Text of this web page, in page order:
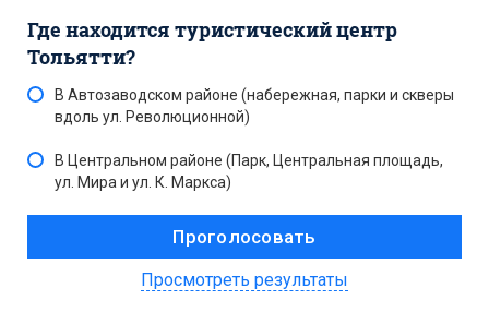
Где находится туристический центр
Тольятти?
В Автозаводском районе (набережная, парки и скверы
вдоль ул. Революционной)
В Центральном районе (Парк, Центральная площадь,
ул. Мира и ул. К. Маркса)
Просмотреть результаты